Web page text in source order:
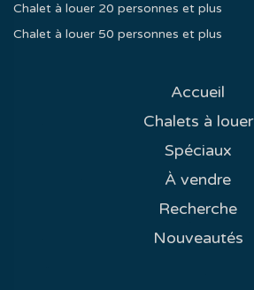
Chalet à louer 20 personnes et plus
Chalet à louer 50 personnes et plus
Accueil
Chalets à louer
Spéciaux
À vendre
Recherche
Nouveautés